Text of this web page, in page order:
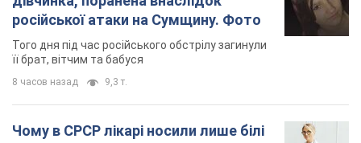
У цьому був як практичний, так і символічний
сенс
7 часов назад 3,3 т.